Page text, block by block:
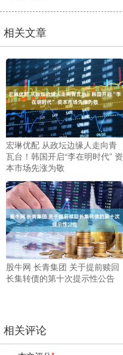
相关文章
宏琳优配 从政坛边缘人走向青
瓦台！韩国开启“李在明时代” 资
本市场先涨为敬
股牛网 长青集团 关于提前赎回
长集转债的第十次提示性公告
相关评论